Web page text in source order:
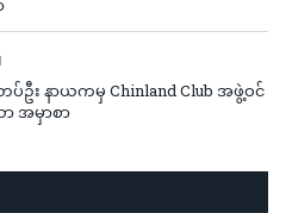
ပ်ဦး နာယကမှ Chinland Club အဖွဲ့ဝင်
ာ အမှာစာ